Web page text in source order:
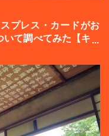
プレス・カードがお
て調べてみた【キャ